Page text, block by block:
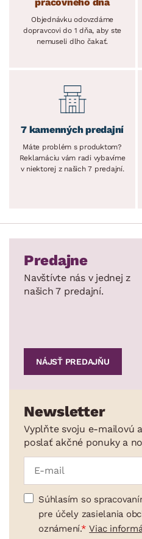
Objednávku odovzdáme
dopravcovi do 1 dňa, aby ste
nemuseli dlho čakať.
7 kamenných predajní
Máte problém s produktom?
Reklamáciu vám radi vybavíme
v niektorej z našich 7 predajní.
Predajne
Navštívte nás v jednej z
našich 7 predajní.
NÁJSŤ PREDAJŇU
Newsletter
Vyplňte svoju e-mailovú
poslať akčné ponuky a
Súhlasím so
pre účely zasielania
oznámení.
Viac